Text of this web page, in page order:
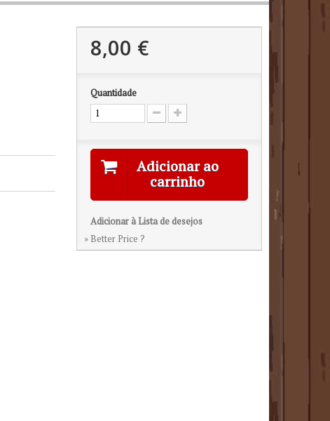
8,00 €
Quantidade
Adicionar ao
carrinho
Adicionar à Lista de desejos
» Better Price ?